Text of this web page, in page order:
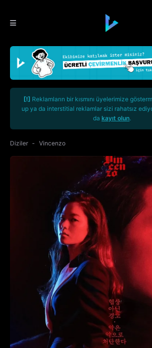
[!] Reklamların bir kısmını üyelerimize
up ya da interstitial reklamlar sizi rahatsız
da kayıt olun.
Diziler Vincenzo